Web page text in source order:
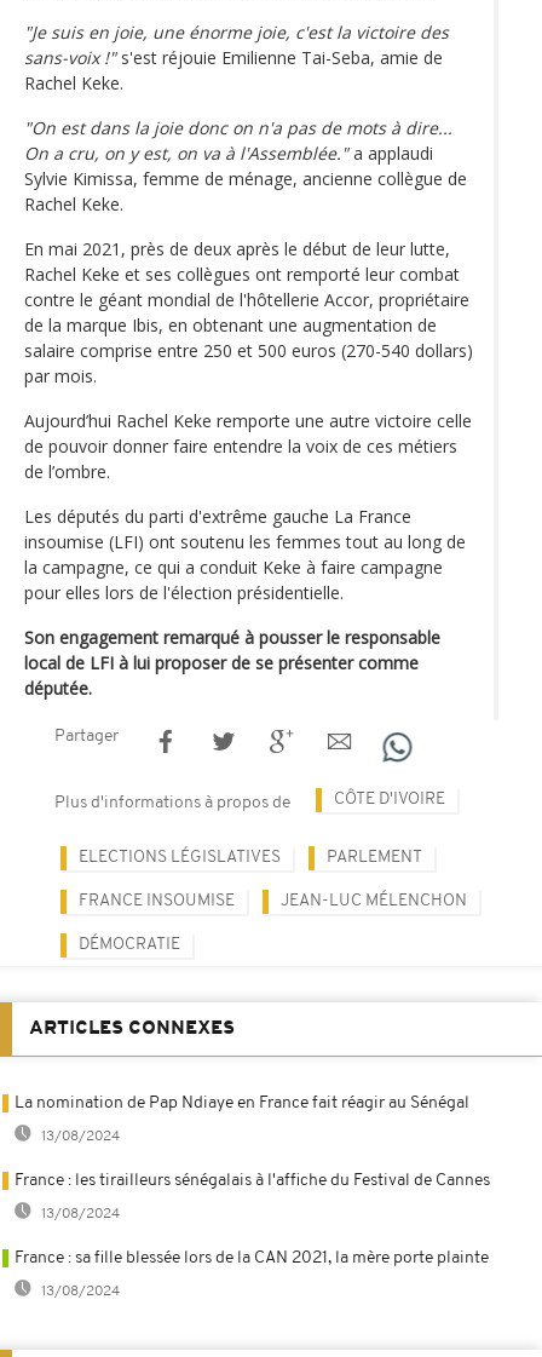
"Je suis en joie, une énorme joie, c'est la victoire des
sans-voix !"s'est réjouie Emilienne Tai-Seba, amie de
Rachel Keke.
"On est dans la joie donc on n'a pas de mots à dire...
On a cru, on y est, on va à l'Assemblée."a applaudi
Sylvie Kimissa, femme de ménage, ancienne collègue de
Rachel Keke.
En mai 2021, près de deux après le début de leur lutte,
Rachel Keke et ses collègues ont remporté leur combat
contre le géant mondial de l'hôtellerie Accor, propriétaire
de la marque Ibis, en obtenant une augmentation de
salaire comprise entre 250 et 500 euros (270-540 dollars)
par mois.
Aujourd’hui Rachel Keke remporte une autre victoire celle
de pouvoir donner faire entendre la voix de ces métiers
de l’ombre.
Les députés du parti d'extrême gauche La France
insoumise (LFI) ont soutenu les femmes tout au long de
la campagne, ce qui a conduit Keke à faire campagne
pour elles lors de l'élection présidentielle.
Son engagement remarqué à pousser le responsable
local de LFI à lui proposer de se présenter comme
députée.
Partager
Plus d'informations à propos de CÔTE D'IVOIRE
ELECTIONS LÉGISLATIVES PARLEMENT
FRANCE INSOUMISE JEAN-LUC MÉLENCHON
DÉMOCRATIE
ARTICLES CONNEXES
La nomination de Pap Ndiaye en France fait réagir au Sénégal
13/08/2024
France : les tirailleurs sénégalais à l'affiche du Festival de Cannes
13/08/2024
France : sa fille blessée lors de la CAN 2021, la mère porte plainte
13/08/2024